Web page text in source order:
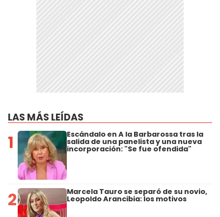
LAS MÁS LEÍDAS
1 Escándalo en A la Barbarossa tras la
salida de una panelista y una nueva
incorporación: "Se fue ofendida"
2 Marcela Tauro se separó de su novio,
Leopoldo Arancibia: los motivos